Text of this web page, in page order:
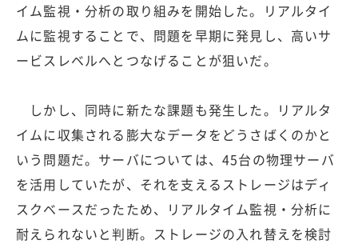
イム監視・分析の取り組みを開始した。リアルタイ
ムに監視することで、問題を早期に発見し、高いサ
ービスレベルへとつなげることが狙いだ。
しかし、同時に新たな課題も発生した。リアルタ
イムに収集される膨大なデータをどうさばくのかと
いう問題だ。サーバについては、45台の物理サーバ
を活用していたが、それを支えるストレージはディ
スクベースだったため、リアルタイム監視・分析に
耐えられないと判断。ストレージの入れ替えを検討